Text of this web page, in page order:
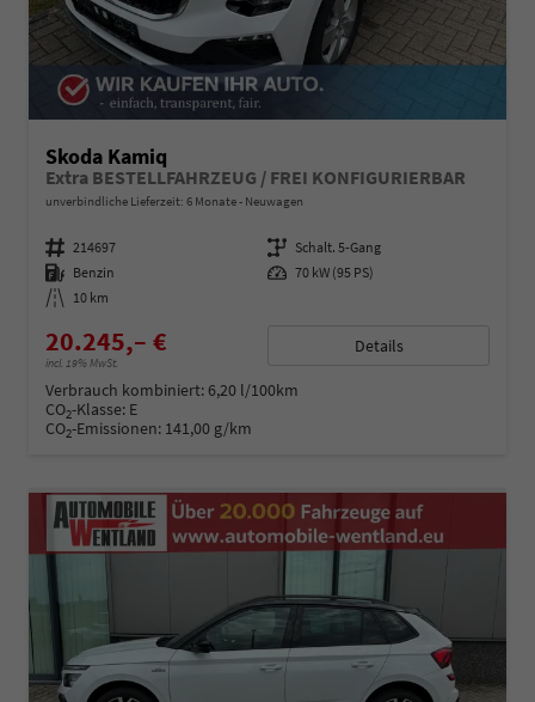
Skoda Kamiq
Extra BESTELLFAHRZEUG / FREI KONFIGURIERBAR
unverbindliche Lieferzeit: 6 Monate Neuwagen
Fahrzeugnummer 214697 Getriebe Schalt. 5-Gang
Kraftstoff Benzin Leistung 70 kW (95 PS)
Kilometerstand 10 km
20.245,– €
incl. 19% MwSt.
Details
Verbrauch kombiniert:6,20 l/100km
CO2-Klasse: E
CO2-Emissionen: 141,00 g/km